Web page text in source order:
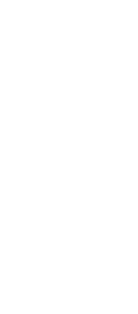
(teplotne regulované,
vedúcich nad